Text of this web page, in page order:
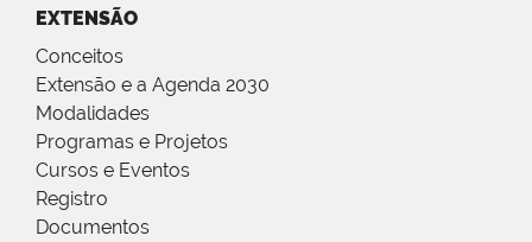
EXTENSÃO
Conceitos
Extensão e a Agenda 2030
Modalidades
Programas e Projetos
Cursos e Eventos
Registro
Documentos